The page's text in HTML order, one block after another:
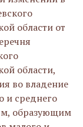
области от
области,
во владение
и среднего
образующим